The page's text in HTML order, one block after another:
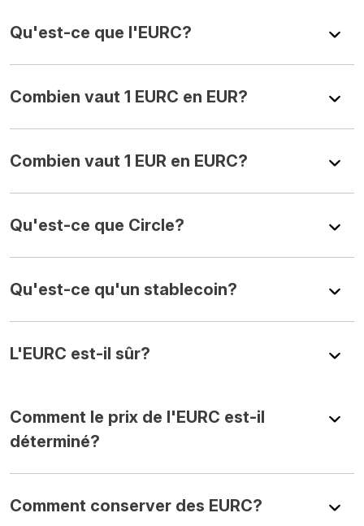
Qu'est-ce que l'EURC?
Combien vaut 1 EURC en EUR?
Combien vaut 1 EUR en EURC?
Qu'est-ce que Circle?
Qu'est-ce qu'un stablecoin?
L'EURC est-il sûr?
Comment le prix de l'EURC est-il
déterminé?
Comment conserver des EURC?